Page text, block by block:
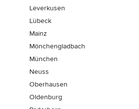
Leverkusen
Lübeck
Mainz
Mönchen­gladbach
München
Neuss
Oberhausen
Oldenburg